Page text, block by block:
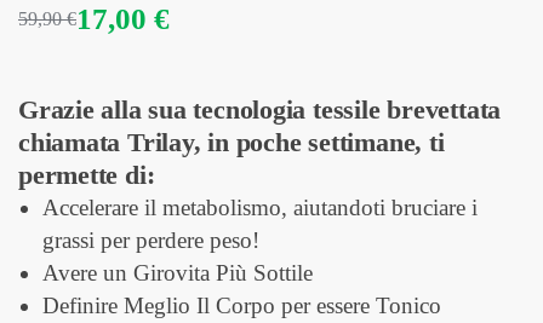
59,90€17,00 €
Grazie alla sua tecnologia tessile brevettata
chiamata Trilay, in poche settimane, ti
permette di:
Accelerare il metabolismo, aiutandoti bruciare i
grassi per perdere peso!
Avere un Girovita Più Sottile
Definire Meglio Il Corpo per essere Tonico